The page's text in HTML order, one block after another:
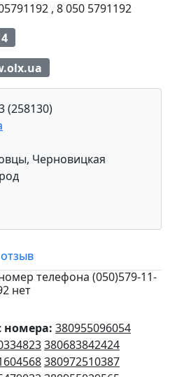
, 8 050 5791192
(258130)
Черновицкая
телефона (050)579-11-
нет
номера: 380955096054
380683842424
380972510387